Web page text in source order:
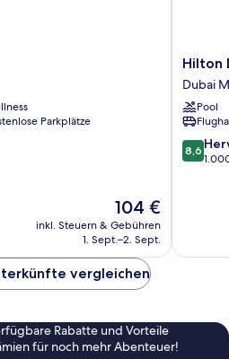
Parkplätze
Der
Preis
beträgt
104 €
inkl. Steuern & Gebühren
1. Sept.–2. Sept.
Hilton
Dubai
the
Walk
Dubai
Marina
Hilton
Dubai
Pool
8.6
von
8,6
vergleichen
Rabatte und Vorteile
für noch mehr Abenteuer!